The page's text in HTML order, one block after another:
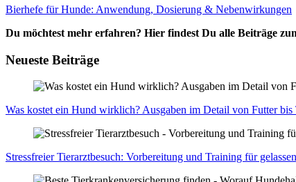
Bier­he­fe für Hun­de: Anwen­dung, Dosie­rung & Neben­wir­kun­gen
Du möchtest mehr erfahren? Hier findest Du alle Beiträge
Neueste Beiträge
Was kos­tet ein Hund wirk­lich? Aus­ga­ben im Detail von Fut­ter bis
Stress­frei­er Tier­arzt­be­such: Vor­be­rei­tung und Trai­ning für